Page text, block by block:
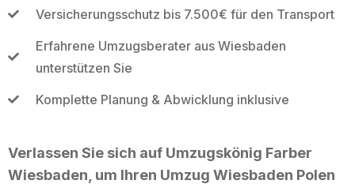
Versicherungsschutz bis 7.500€ für den Transport
Erfahrene Umzugsberater aus Wiesbaden
unterstützen Sie
Komplette Planung & Abwicklung inklusive
Verlassen Sie sich auf Umzugskönig Farber
Wiesbaden, um Ihren Umzug Wiesbaden Polen